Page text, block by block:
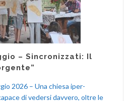
– Sincronizzati: Il
2026 – Una chiesa iper-
di vedersi davvero, oltre le